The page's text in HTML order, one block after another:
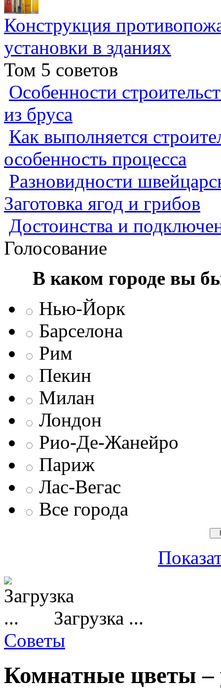
Конструкция
установки в зданиях
Том 5 советов
Особенности
из бруса
Как выполняется
особенность процесса
Разновидности
Заготовка ягод и грибов
Достоинства и
Голосование
В каком городе вы
Нью-Йорк
Барселона
Рим
Пекин
Милан
Лондон
Рио-Де-Жанейро
Париж
Лас-Вегас
Все города
Загрузка ...
Советы
Комнатные цветы –